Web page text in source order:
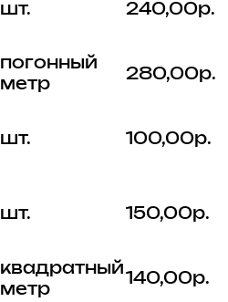
шт. 240,00р.
погонный
метр
280,00р.
шт. 100,00р.
шт. 150,00р.
квадратный
метр
140,00р.